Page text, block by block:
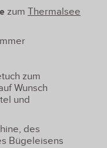
zum Thermalsee
zum
Wunsch
und
des
Bügeleisens